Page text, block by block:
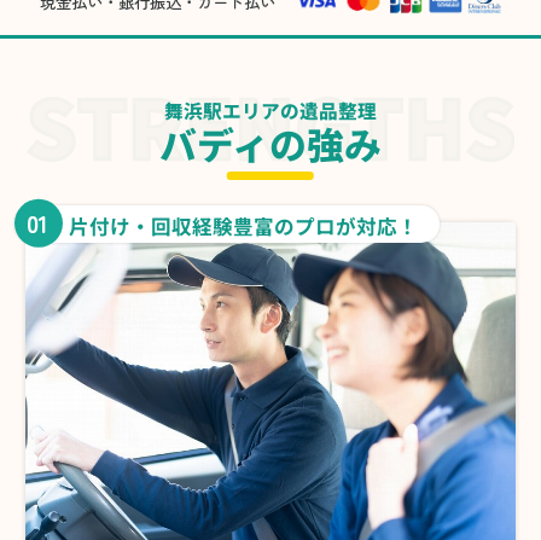
舞浜駅エリアの遺品整理
バディの強み
01 片付け・回収経験豊富のプロが対応！